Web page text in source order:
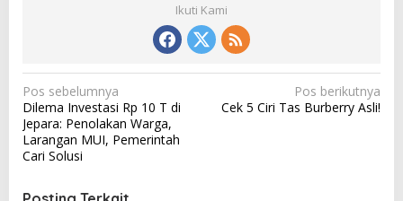
Ikuti Kami
N
a
v
i
g
Pos sebelumnya
Dilema Investasi Rp 10 T di
Jepara: Penolakan Warga,
Larangan MUI, Pemerintah
Cari Solusi
Pos berikutnya
Cek 5 Ciri Tas Burberry Asli!